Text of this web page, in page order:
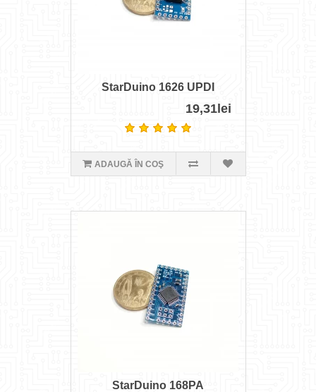
StarDuino 1626 UPDI
19,31lei
ADAUGĂ ÎN COŞ
StarDuino 168PA